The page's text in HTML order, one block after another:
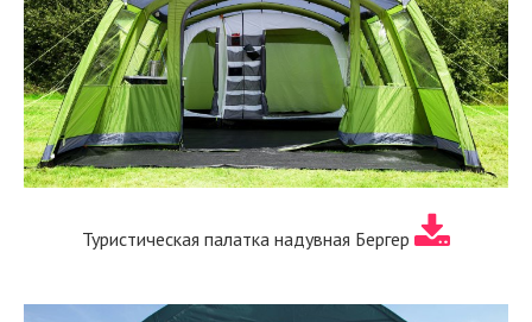
Туристическая палатка надувная Бергер